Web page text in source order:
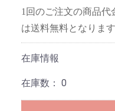
1回のご注文の商品代
は送料無料となります
在庫情報
在庫数： 0